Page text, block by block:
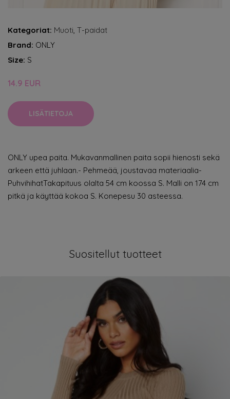
Kategoriat: Muoti, T-paidat
Brand: ONLY
Size: S
14.9 EUR
LISÄTIETOJA
ONLY upea paita. Mukavanmallinen paita sopii hienosti sekä
arkeen että juhlaan.- Pehmeää, joustavaa materiaalia-
PuhvihihatTakapituus olalta 54 cm koossa S. Malli on 174 cm
pitkä ja käyttää kokoa S. Konepesu 30 asteessa.
Suositellut tuotteet